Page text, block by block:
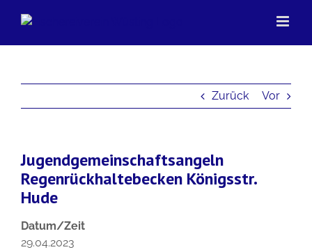
Inhalt
Zurück Vor
Jugendgemeinschaftsangeln
Regenrückhaltebecken Königsstr.
Hude
Datum/Zeit
29.04.2023